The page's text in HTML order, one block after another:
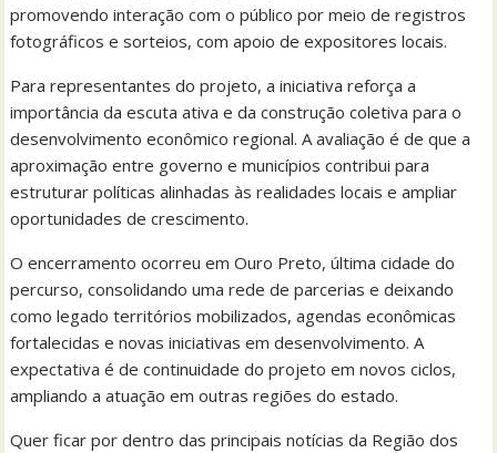
promovendo interação com o público por meio de registros
fotográficos e sorteios, com apoio de expositores locais.
Para representantes do projeto, a iniciativa reforça a
importância da escuta ativa e da construção coletiva para o
desenvolvimento econômico regional. A avaliação é de que a
aproximação entre governo e municípios contribui para
estruturar políticas alinhadas às realidades locais e ampliar
oportunidades de crescimento.
O encerramento ocorreu em Ouro Preto, última cidade do
percurso, consolidando uma rede de parcerias e deixando
como legado territórios mobilizados, agendas econômicas
fortalecidas e novas iniciativas em desenvolvimento. A
expectativa é de continuidade do projeto em novos ciclos,
ampliando a atuação em outras regiões do estado.
Quer ficar por dentro das principais notícias da Região dos